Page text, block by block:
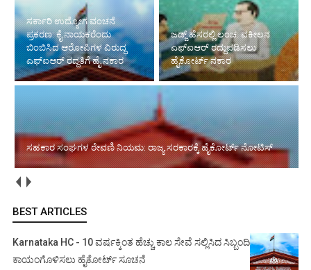
ಸರ್ಕಾರಿ ಉದ್ಯೋಗ ವಂಚನೆ
ಪ್ರಕರಣ: ಕೈ ನಾಯಕರೆಂದು
ಬಿಂಬಿಸಿದ ಆರೋಪಿಗಳ ವಿರುದ್ಧ
ಎಫ್‌ಐಆರ್ ರದ್ದತಿಗೆ ಹೈ ನಕಾರ
ಜಡ್ಜ್ ಹೆಸರಲ್ಲಿ ಲಂಚ: ವಕೀಲನ
ಎಫ್‌ಐಆರ್ ರದ್ದುಪಡಿಸಲು
ಹೈಕೋರ್ಟ್ ನಕಾರ
ಸಹಕಾರ ಸಂಘಗಳ ಠೇವಣಿ ನಿಯಮ: ರಾಜ್ಯ ಸರಕಾರಕ್ಕೆ ಹೈಕೋರ್ಟ್ ನೋಟಿಸ್
ಹೈಕೋರ್ಟ್‌ಗೆ ಆರು ಹೆಚ್ಚುವರಿ ನ್ಯಾಯಮೂರ್ತಿಗಳ ನೇಮಕ
BEST ARTICLES
Karnataka HC - 10 ವರ್ಷಕ್ಕಿಂತ ಹೆಚ್ಚು ಕಾಲ ಸೇವೆ ಸಲ್ಲಿಸಿದ ಸಿಬ್ಬಂದಿ
ಕಾಯಂಗೊಳಿಸಲು ಹೈಕೋರ್ಟ್ ಸೂಚನೆ